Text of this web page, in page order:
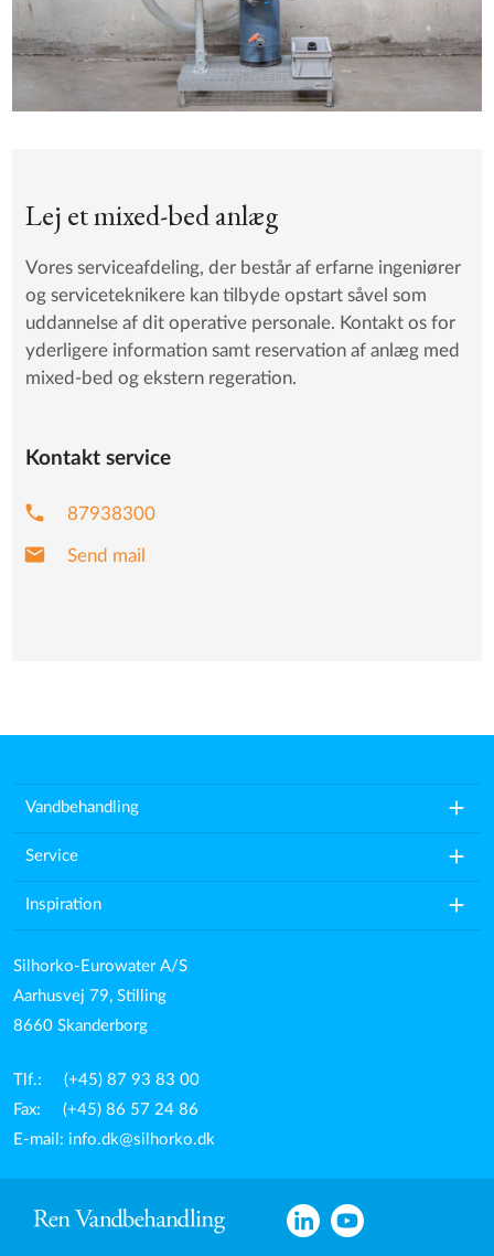
Lej et mixed-bed anlæg
Vores serviceafdeling, der består af erfarne ingeniører
og serviceteknikere kan tilbyde opstart såvel som
uddannelse af dit operative personale. Kontakt os for
yderligere information samt reservation af anlæg med
mixed-bed og ekstern regeration.
Kontakt service
phone 87938300
mail Send mail
Vandbehandling add
Service add
Inspiration add
Silhorko-Eurowater A/S
Aarhusvej 79, Stilling
8660 Skanderborg
Tlf.: (+45) 87 93 83 00
Fax: (+45) 86 57 24 86
E-mail: info.dk@silhorko.dk